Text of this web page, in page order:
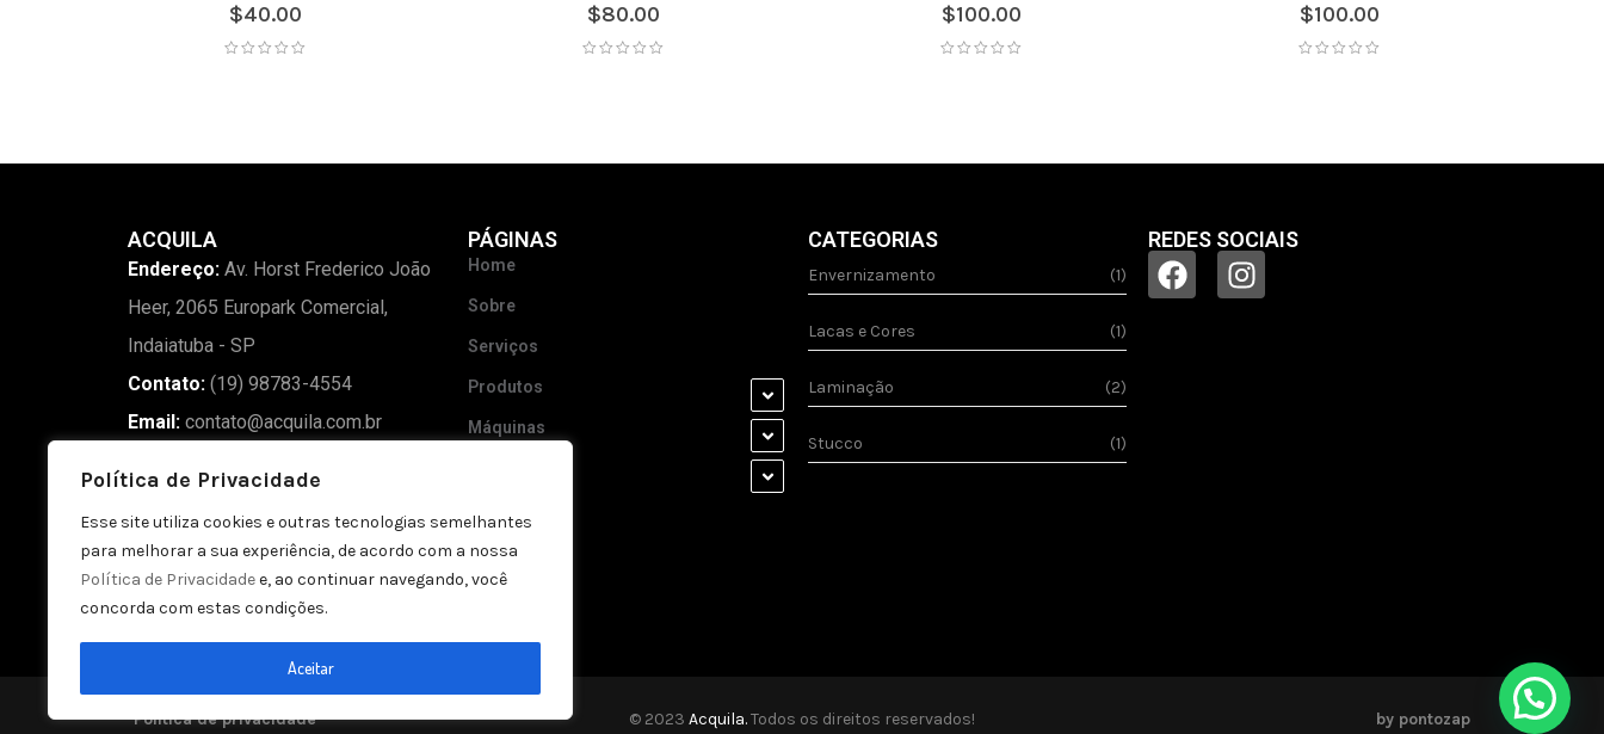
Política de Privacidade
Esse site utiliza cookies e outras tecnologias semelhantes
para melhorar a sua experiência, de acordo com a nossa
Política de Privacidadee, ao continuar navegando, você
concorda com estas condições.
Aceitar
$40.00 $80.00 $100.00 $100.00
ACQUILA
Endereço: Av. Horst Frederico João
Heer, 2065 Europark Comercial,
Indaiatuba - SP
Contato: (19) 98783-4554
Email: contato@acquila.com.br
PÁGINAS
Home
Sobre
Serviços
Produtos
Máquinas
Galeria
Contato
CATEGORIAS
Envernizamento (1)
Lacas e Cores (1)
Laminação (2)
Stucco (1)
REDES SOCIAIS
Política de privacidade © 2023 Acquila.Todos os direitos reservados! by pontozap